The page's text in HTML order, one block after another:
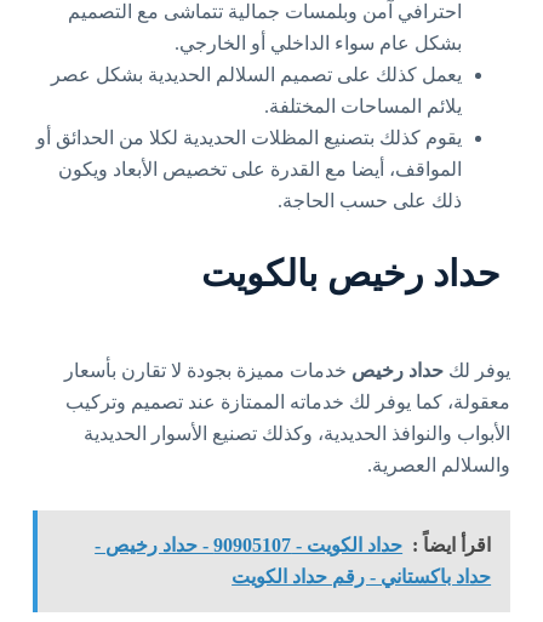
احترافي آمن وبلمسات جمالية تتماشى مع التصميم
بشكل عام سواء الداخلي أو الخارجي.
يعمل كذلك على تصميم السلالم الحديدية بشكل عصر
يلائم المساحات المختلفة.
يقوم كذلك بتصنيع المظلات الحديدية لكلا من الحدائق أو
المواقف، أيضا مع القدرة على تخصيص الأبعاد ويكون
ذلك على حسب الحاجة.
حداد رخيص بالكويت
يوفر لك حداد رخيص خدمات مميزة بجودة لا تقارن بأسعار
معقولة، كما يوفر لك خدماته الممتازة عند تصميم وتركيب
الأبواب والنوافذ الحديدية، وكذلك تصنيع الأسوار الحديدية
والسلالم العصرية.
اقرأ ايضاً :
حداد الكويت - 90905107 - حداد رخيص -
حداد باكستاني - رقم حداد الكويت